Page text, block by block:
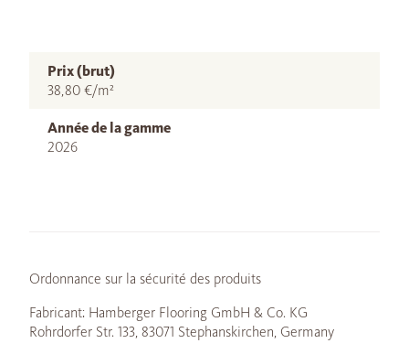
Prix (brut)
38,80 €/m²
Année de la gamme
2026
Ordonnance sur la sécurité des produits
Fabricant: Hamberger Flooring GmbH & Co. KG
Rohrdorfer Str. 133, 83071 Stephanskirchen, Germany